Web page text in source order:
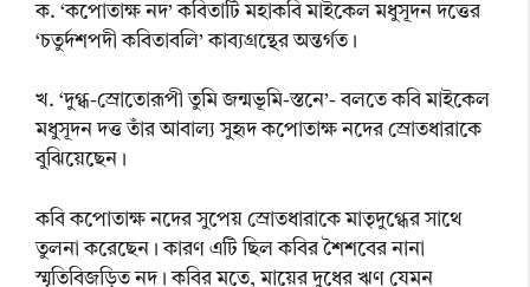
ক. ‘কপোতাক্ষ নদ’ কবিতাটি মহাকবি মাইকেল মধুসূদন দত্তের
‘চতুর্দশপদী কবিতাবলি’ কাব্যগ্রন্থের অন্তর্গত।
খ. ‘দুগ্ধ-স্রোতোরূপী তুমি জন্মভূমি-স্তনে’- বলতে কবি মাইকেল
মধুসূদন দত্ত তাঁর আবাল্য সুহৃদ কপোতাক্ষ নদের স্রোতধারাকে
বুঝিয়েছেন।
কবি কপোতাক্ষ নদের সুপেয় স্রোতধারাকে মাতৃদুগ্ধের সাথে
তুলনা করেছেন। কারণ এটি ছিল কবির শৈশবের নানা
স্মৃতিবিজড়িত নদ। কবির মতে, মায়ের দুধের ঋণ যেমন